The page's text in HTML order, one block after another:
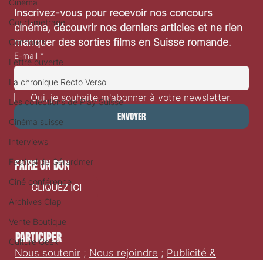
Court-métrage
Concours
Lettre ouverte
La chronique Recto Verso
Les collections de Play Suisse
Cinéma suisse
Interviews
Festival de Gérardmer
Ciné conférence
Archives Clap
Vente Boutique
Culture Geek
Festival de Locarno 2026: Wild at Heart
Inscrivez-vous pour recevoir nos concours
cinéma, découvrir nos derniers articles et ne rien
manquer des sorties films en Suisse romande.
E-mail *
Oui, je souhaite m'abonner à votre newsletter.
Envoyer
Participer
Nous soutenir ; Nous rejoindre ; Publicité &
faire un don
CLIQUEZ ICI